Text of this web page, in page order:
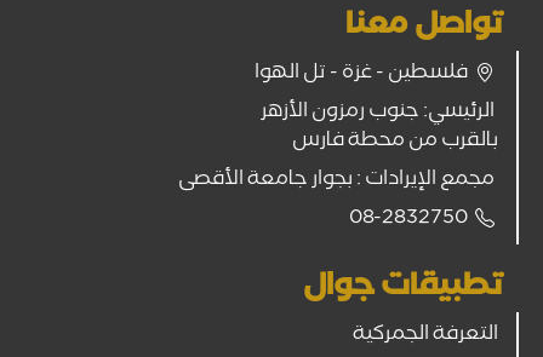
تواصل معنا
فلسطين - غزة - تل الهوا
الرئيسي: جنوب رمزون الأزهر
بالقرب من محطة فارس
مجمع الإيرادات : بجوار جامعة الأقصى
08-2832750
تطبيقات جوال
التعرفة الجمركية